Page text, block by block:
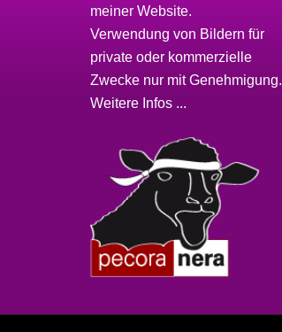
meiner Website.
Verwendung von Bildern für
private oder kommerzielle
Zwecke nur mit Genehmigung.
Weitere Infos ...